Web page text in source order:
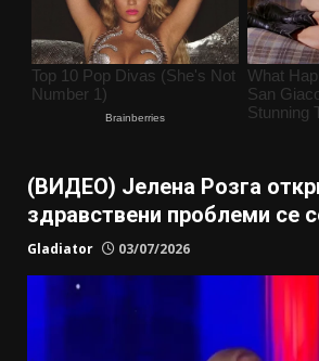
(ВИДЕО) Јелена Розга
здравствени проблеми се
Gladiator 03/07/2026